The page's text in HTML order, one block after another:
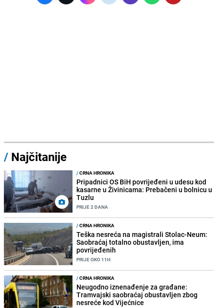
/ Najčitanije
/CRNA HRONIKA
Pripadnici OS BiH povrijeđeni u udesu kod
kasarne u Živinicama: Prebačeni u bolnicu u
Tuzlu
PRIJE 2 DANA
/CRNA HRONIKA
Teška nesreća na magistrali Stolac-Neum:
Saobraćaj totalno obustavljen, ima
povrijeđenih
PRIJE OKO 11H
/CRNA HRONIKA
Neugodno iznenađenje za građane:
Tramvajski saobraćaj obustavljen zbog
nesreće kod Vijećnice